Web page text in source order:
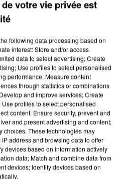
EMPORTÉE PAR UNE
votre vie privée est
following data processing based on
interest: Store and/or access
data to select advertising; Create
Use profiles to select personalised
performance; Measure content
through statistics or combinations
and improve services; Create
profiles to select personalised
content; Ensure security, prevent and
and present advertising and content;
choices. These technologies may
address and browsing data to offer
devices based on information actively
data; Match and combine data from
devices; Identify devices based on